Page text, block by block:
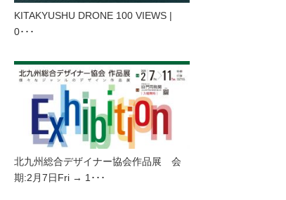
KITAKYUSHU DRONE 100 VIEWS |
0･･･
北九州総合デザイナー協会作品展 会
期:2月7日Fri → 1･･･